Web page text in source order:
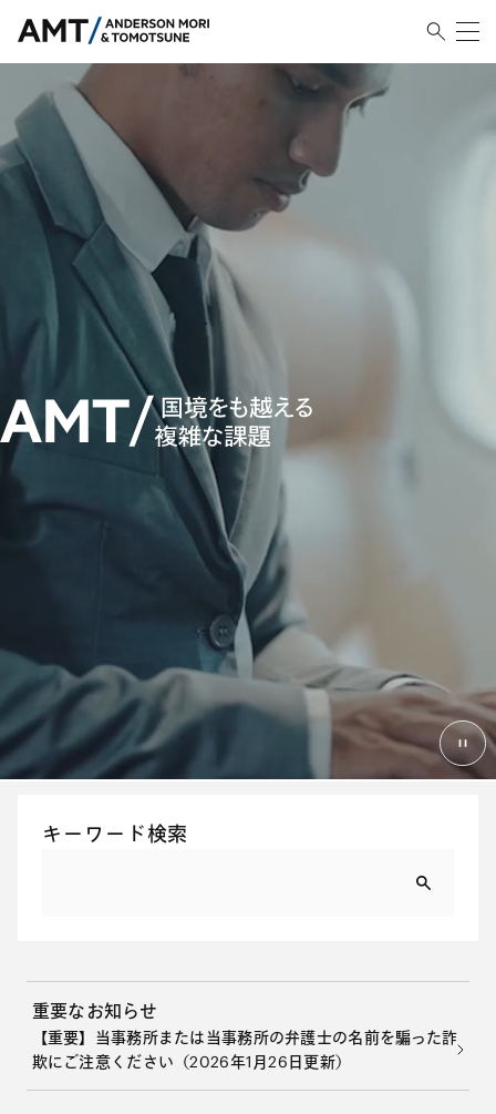
キーワード検索
重要なお知らせ
【重要】当事務所または当事務所の弁護士の名前を騙った詐
欺にご注意ください（2026年1月26日更新）